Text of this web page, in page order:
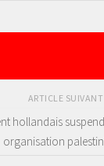
ARTICLE SUIVANT
hollandais
organisation